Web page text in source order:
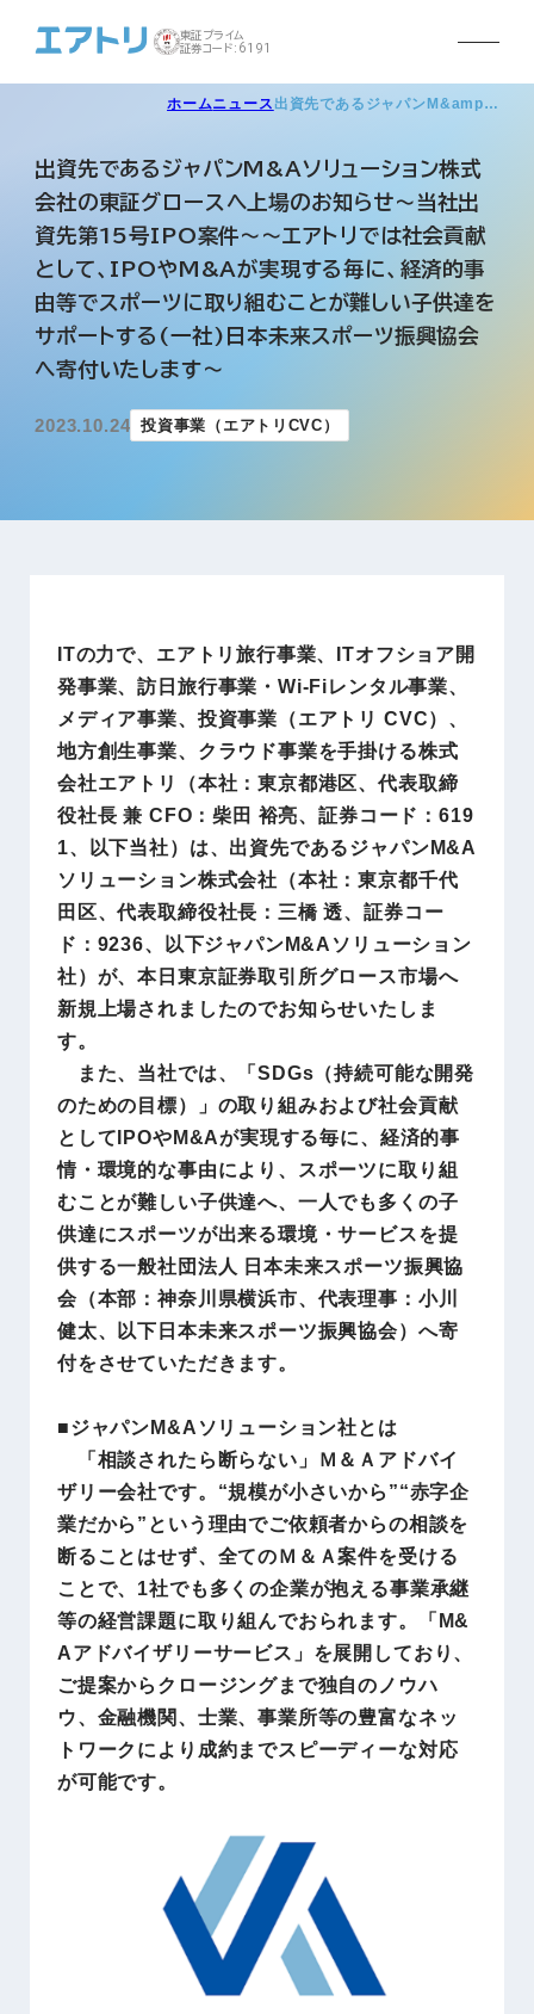
東証プライム
証券コード:6191
ホームニュース出資先であるジャパンM&amp…
出資先であるジャパンM&Aソリューション株式
会社の東証グロースへ上場のお知らせ～当社出
資先第15号IPO案件～～エアトリでは社会貢献
として、IPOやM&Aが実現する毎に、経済的事
由等でスポーツに取り組むことが難しい子供達を
サポートする(一社)日本未来スポーツ振興協会
へ寄付いたします～
2023.10.24 投資事業（エアトリCVC）
ITの力で、エアトリ旅行事業、ITオフショア開
発事業、訪日旅行事業・Wi-Fiレンタル事業、
メディア事業、投資事業（エアトリ CVC）、
地方創生事業、クラウド事業を手掛ける株式
会社エアトリ（本社：東京都港区、代表取締
役社長 兼 CFO：柴田 裕亮、証券コード：619
1、以下当社）は、出資先であるジャパンM&A
ソリューション株式会社（本社：東京都千代
田区、代表取締役社長：三橋 透、証券コー
ド：9236、以下ジャパンM&Aソリューション
社）が、本日東京証券取引所グロース市場へ
新規上場されましたのでお知らせいたしま
す。
また、当社では、「SDGs（持続可能な開発
のための目標）」の取り組みおよび社会貢献
としてIPOやM&Aが実現する毎に、経済的事
情・環境的な事由により、スポーツに取り組
むことが難しい子供達へ、一人でも多くの子
供達にスポーツが出来る環境・サービスを提
供する一般社団法人 日本未来スポーツ振興協
会（本部：神奈川県横浜市、代表理事：小川
健太、以下日本未来スポーツ振興協会）へ寄
付をさせていただきます。
■ジャパンM&Aソリューション社とは
「相談されたら断らない」Ｍ＆Ａアドバイ
ザリー会社です。“規模が小さいから”“赤字企
業だから”という理由でご依頼者からの相談を
断ることはせず、全てのＭ＆Ａ案件を受ける
ことで、1社でも多くの企業が抱える事業承継
等の経営課題に取り組んでおられます。「M&
Aアドバイザリーサービス」を展開しており、
ご提案からクロージングまで独自のノウハ
ウ、金融機関、士業、事業所等の豊富なネッ
トワークにより成約までスピーディーな対応
が可能です。